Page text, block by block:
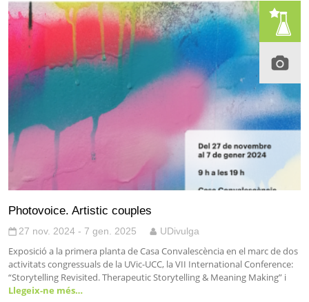
Photovoice. Artistic couples
27 nov. 2024 - 7 gen. 2025 UDivulga
Exposició a la primera planta de Casa Convalescència en el marc de dos
activitats congressuals de la UVic-UCC, la VII International Conference:
“Storytelling Revisited. Therapeutic Storytelling & Meaning Making” i
Llegeix-ne més…